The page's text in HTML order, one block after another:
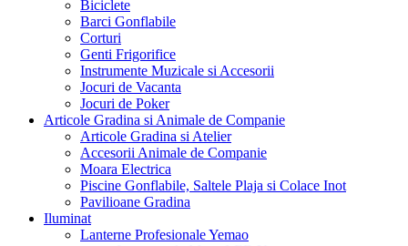
Biciclete
Barci Gonflabile
Corturi
Genti Frigorifice
Instrumente Muzicale si Accesorii
Jocuri de Vacanta
Jocuri de Poker
Articole Gradina si Animale de Companie
Articole Gradina si Atelier
Accesorii Animale de Companie
Moara Electrica
Piscine Gonflabile, Saltele Plaja si Colace Inot
Pavilioane Gradina
Iluminat
Lanterne Profesionale Yemao